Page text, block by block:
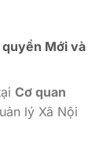
quyền Mới và
Cơ quan
lý Xã Nội